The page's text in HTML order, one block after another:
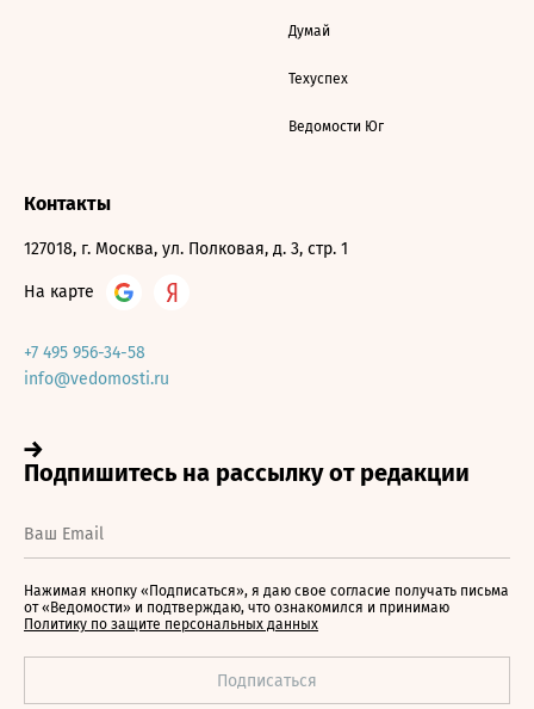
Думай
Техуспех
Ведомости Юг
Контакты
127018, г. Москва, ул. Полковая, д. 3, стр. 1
На карте
+7 495 956-34-58
info@vedomosti.ru
Нажимая кнопку «Подписаться», я даю свое согласие получать письма
от «Ведомости» и подтверждаю, что ознакомился и принимаю
Политику по защите персональных данных